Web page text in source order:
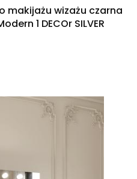
makijażu wizażu czarna
1 DECOr SILVER